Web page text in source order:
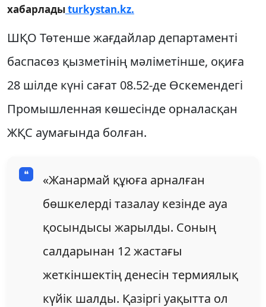
хабарладыturkystan.kz.
ШҚО Төтенше жағдайлар департаменті
баспасөз қызметінің мәліметінше, оқиға
28 шілде күні сағат 08.52-де Өскемендегі
Промышленная көшесінде орналасқан
ЖҚС аумағында болған.
«Жанармай құюға арналған
бөшкелерді тазалау кезінде ауа
қосындысы жарылды. Соның
салдарынан 12 жастағы
жеткіншектің денесін термиялық
күйік шалды. Қазіргі уақытта ол